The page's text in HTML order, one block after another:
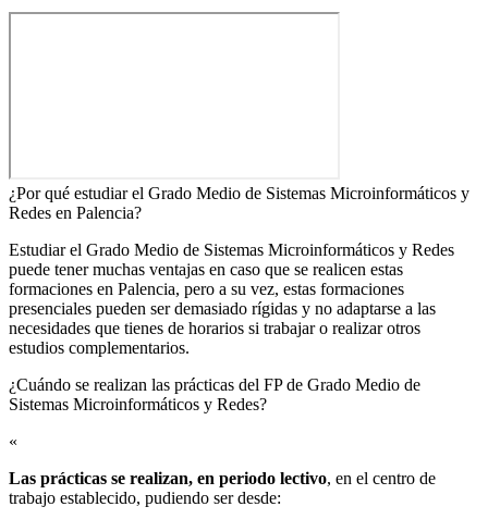
¿Por qué estudiar el Grado Medio de Sistemas Microinformáticos y
Redes en Palencia?
Estudiar el Grado Medio de Sistemas Microinformáticos y Redes
puede tener muchas ventajas en caso que se realicen estas
formaciones en Palencia, pero a su vez, estas formaciones
presenciales pueden ser demasiado rígidas y no adaptarse a las
necesidades que tienes de horarios si trabajar o realizar otros
estudios complementarios.
¿Cuándo se realizan las prácticas del FP de Grado Medio de
Sistemas Microinformáticos y Redes?​
«
Las prácticas se realizan, en periodo lectivo, en el centro de
trabajo establecido, pudiendo ser desde: